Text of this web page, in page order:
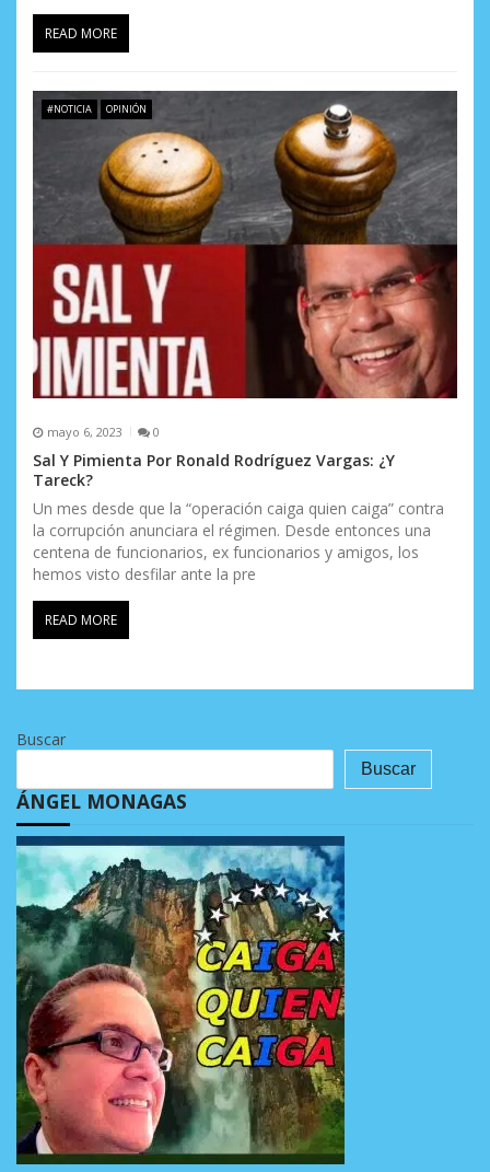
READ MORE
#NOTICIA OPINIÓN
mayo 6, 2023 0
Sal Y Pimienta Por Ronald Rodríguez Vargas: ¿Y
Tareck?
Un mes desde que la “operación caiga quien caiga” contra
la corrupción anunciara el régimen. Desde entonces una
centena de funcionarios, ex funcionarios y amigos, los
hemos visto desfilar ante la pre
READ MORE
Buscar
Buscar
ÁNGEL MONAGAS